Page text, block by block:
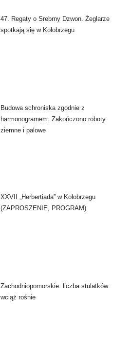
47. Regaty o Srebrny Dzwon. Żeglarze
spotkają się w Kołobrzegu
Budowa schroniska zgodnie z
harmonogramem. Zakończono roboty
ziemne i palowe
XXVII „Herbertiada” w Kołobrzegu
(ZAPROSZENIE, PROGRAM)
Zachodniopomorskie: liczba stulatków
wciąż rośnie